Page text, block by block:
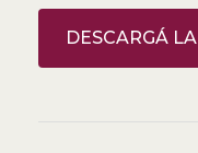
DESCARGÁ